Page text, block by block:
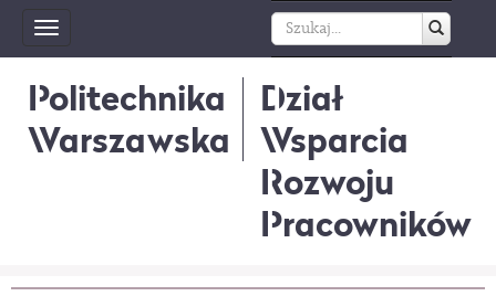
Toggle
navigation
Politechnika
Warszawska
Dział
Wsparcia
Rozwoju
Pracowników